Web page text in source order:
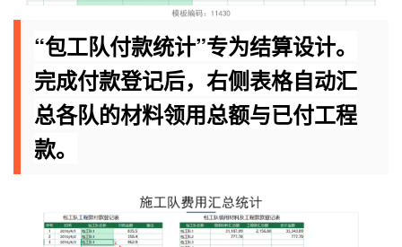
“包工队付款统计”专为结算设计。
完成付款登记后，右侧表格自动汇
总各队的材料领用总额与已付工程
款。